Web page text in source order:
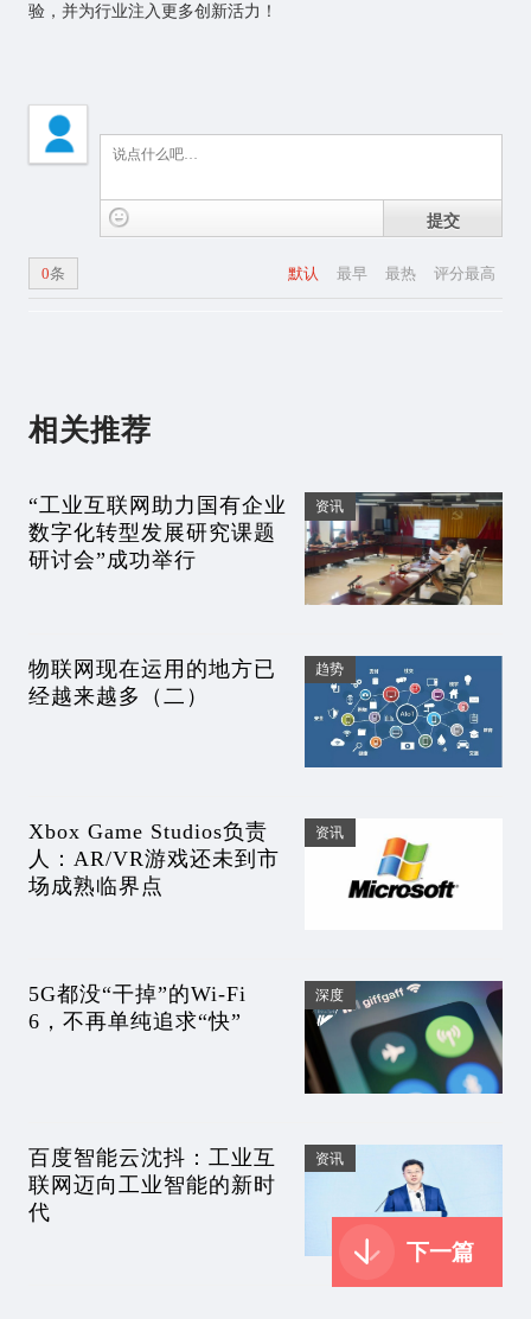
验，并为行业注入更多创新活力！
提交
默认 最早 最热 评分最高
0条
相关推荐
“工业互联网助力国有企业
数字化转型发展研究课题
研讨会”成功举行
资讯
物联网现在运用的地方已
经越来越多（二）
趋势
Xbox Game Studios负责
人：AR/VR游戏还未到市
场成熟临界点
资讯
5G都没“干掉”的Wi-Fi
6，不再单纯追求“快”
深度
百度智能云沈抖：工业互
联网迈向工业智能的新时
代
资讯
下一篇